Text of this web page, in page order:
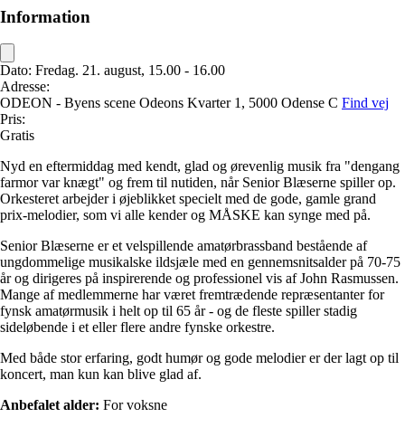
Information
Dato: Fredag. 21. august, 15.00 - 16.00
Adresse:
ODEON - Byens scene Odeons Kvarter 1, 5000 Odense C Find vej
Pris:
Gratis
Nyd en eftermiddag med kendt, glad og ørevenlig musik fra "dengang
farmor var knægt" og frem til nutiden, når Senior Blæserne spiller op.
Orkesteret arbejder i øjeblikket specielt med de gode, gamle grand
prix-melodier, som vi alle kender og MÅSKE kan synge med på.
Senior Blæserne er et velspillende amatørbrassband bestående af
ungdommelige musikalske ildsjæle med en gennemsnitsalder på 70-75
år og dirigeres på inspirerende og professionel vis af John Rasmussen.
Mange af medlemmerne har været fremtrædende repræsentanter for
fynsk amatørmusik i helt op til 65 år - og de fleste spiller stadig
sideløbende i et eller flere andre fynske orkestre.
Med både stor erfaring, godt humør og gode melodier er der lagt op til
koncert, man kun kan blive glad af.
Anbefalet alder: For voksne